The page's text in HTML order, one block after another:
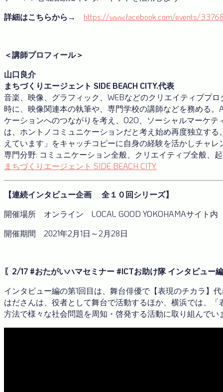
詳細はこちらから→
https://www.facebook.com/events/
＜講師プロフィール＞
山口良介
まちづくりエージェント SIDE BEACH CITY.代表
音楽、映像、グラフィック、WEBなどのクリエイティブプ
時に、映像関連本の執筆や、専門学校の講師などを務める
ケーションへのつながりを考え、O2O、ソーシャルマーケ
は、ホントノコミュニケーションだと考え始め再度独立す
えています」をキャッチコピーに自身の経験を活かしチャ
専門分野: コミュニケーション全般、クリエイティブ全般、
まちづくりエージェント SIDE BEACH CITY.
【連続インタビュー企画 全１０回シリーズ】
開催場所 オンライン LOCAL GOOD YOKOHAMAサイト内
開催期間 2021年2月1日～2月28日
〖2/17 #おたがいハマセミナー #ICTお助け隊 インタビュー
インタビュー編の第1回目は、舞台俳優で【表現のチカラ】
はださんは、役者として舞台で活動するほか、横浜では、
方法で様々な社会問題を周知・啓発する活動に取り組んでい